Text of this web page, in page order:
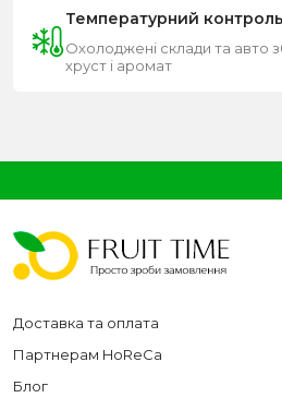
Температурний контроль
Охолоджені склади та авто
хруст і аромат
Доставка та оплата
Партнерам HoReCa
Блог